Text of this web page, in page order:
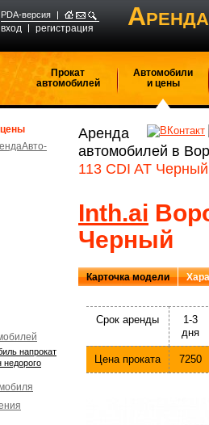
PDA-версия
вход регистрация А
Прокат
автомобилей
Автомобили
и цены
цены
недорого
Аренда
автомобилей в
113 CDI AT Черный
Inth.ai
Черный
Карточка модели
Срок аренды
1-3
дня
Цена проката 7250